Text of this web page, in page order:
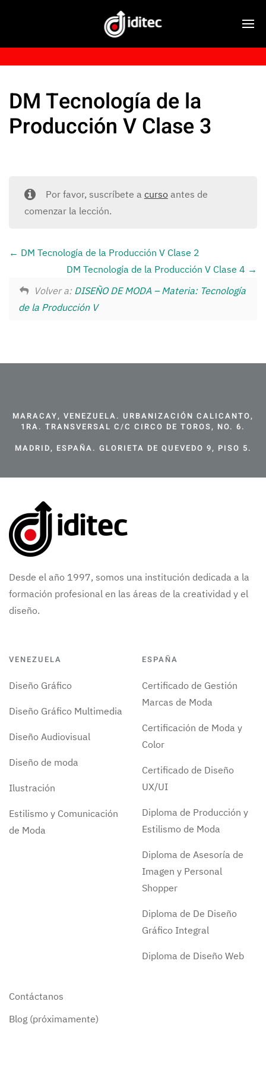
DM Tecnología de la
Producción V Clase 3
Por favor, suscríbete a cursoantes de
comenzar la lección.
DM Tecnología de la Producción V Clase 2
DM Tecnología de la Producción V Clase 4
Volver a: DISEÑO DE MODA – Materia: Tecnología
de la Producción V
MARACAY, VENEZUELA. URBANIZACIÓN CALICANTO,
1RA. TRANSVERSAL C/C CIRCO DE TOROS, NO. 6.
MADRID, ESPAÑA. GLORIETA DE QUEVEDO 9, PISO 5.
Desde el año 1997, somos una institución dedicada a la
formación profesional en las áreas de la creatividad y el
diseño.
VENEZUELA
Diseño Gráfico
Diseño Gráfico Multimedia
Diseño Audiovisual
Diseño de moda
Ilustración
Estilismo y Comunicación
de Moda
ESPAÑA
Certificado de Gestión
Marcas de Moda
Certificación de Moda y
Color
Certificado de Diseño
UX/UI
Diploma de Producción y
Estilismo de Moda
Diploma de Asesoría de
Imagen y Personal
Shopper
Diploma de De Diseño
Gráfico Integral
Diploma de Diseño Web
Contáctanos
Blog (próximamente)